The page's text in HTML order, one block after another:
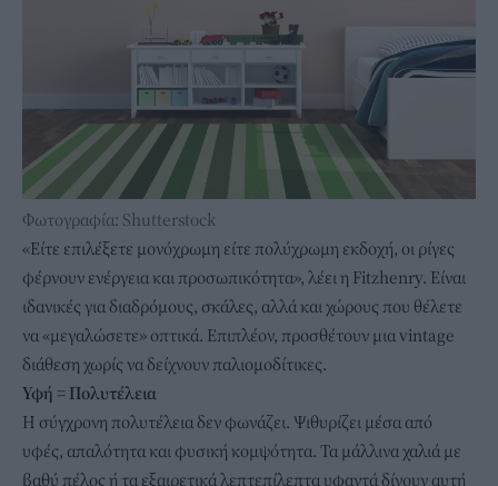
Φωτογραφία: Shutterstock
«Είτε επιλέξετε μονόχρωμη είτε πολύχρωμη εκδοχή, οι ρίγες
φέρνουν ενέργεια και προσωπικότητα», λέει η Fitzhenry. Είναι
ιδανικές για διαδρόμους, σκάλες, αλλά και χώρους που θέλετε
να «μεγαλώσετε» οπτικά. Επιπλέον, προσθέτουν μια vintage
διάθεση χωρίς να δείχνουν παλιομοδίτικες.
Υφή = Πολυτέλεια
Η σύγχρονη πολυτέλεια δεν φωνάζει. Ψιθυρίζει μέσα από
υφές, απαλότητα και φυσική κομψότητα. Τα μάλλινα χαλιά με
βαθύ πέλος ή τα εξαιρετικά λεπτεπίλεπτα υφαντά δίνουν αυτή